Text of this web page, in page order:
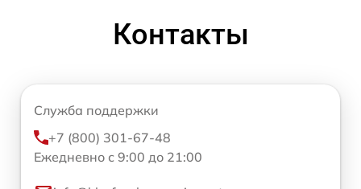
Контакты
Служба поддержки
+7 (800) 301-67-48
Ежедневно с 9:00 до 21:00